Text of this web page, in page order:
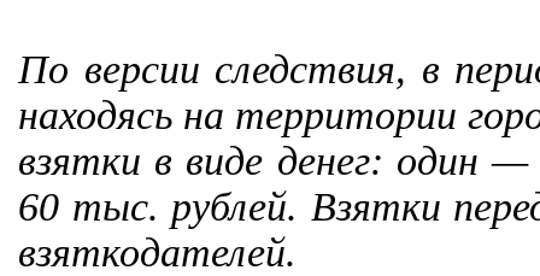
По версии следствия, в
находясь на территории
взятки в виде денег: один
60 тыс. рублей. Взятки
взяткодателей.